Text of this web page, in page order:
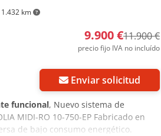
km
9.900 €11.900 €
precio fijo IVA no incluído
Enviar solicitud
funcional, Nuevo sistema de
MIDI-RO 10-750-EP Fabricado en
de bajo consumo energético.